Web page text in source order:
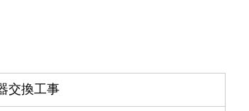
交換工事